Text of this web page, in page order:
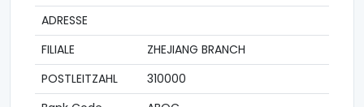
ADRESSE
FILIALE
ZHEJIANG BRANCH
POSTLEITZAHL
310000